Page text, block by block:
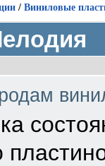
/ Виниловые